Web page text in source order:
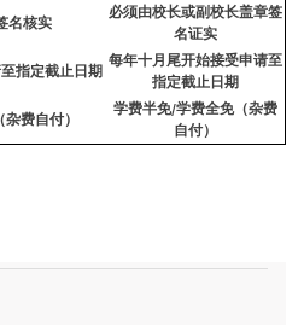
名核实
必须由校长或副校长盖章签
名证实
指定截止日期
每年十月尾开始接受申请至
指定截止日期
费自付）
学费半免/学费全免（杂费
自付）